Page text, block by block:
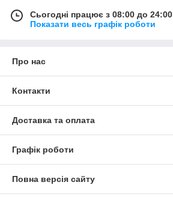
Сьогодні працює з 08:00 до 24:00
Показати весь графік роботи
Про нас
Контакти
Доставка та оплата
Графік роботи
Повна версія сайту